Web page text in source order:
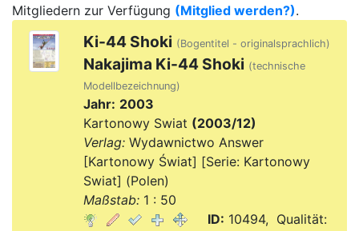
Mitgliedern zur Verfügung (Mitglied werden?).
Ki-44 Shoki (Bogentitel - originalsprachlich)
Nakajima Ki-44 Shoki (technische
Modellbezeichnung)
Jahr: 2003
Kartonowy Swiat (2003/12)
Verlag:Wydawnictwo Answer
[Kartonowy Świat] [Serie: Kartonowy
Swiat] (Polen)
Maßstab:1 : 50
ID: 10494, Qualität: